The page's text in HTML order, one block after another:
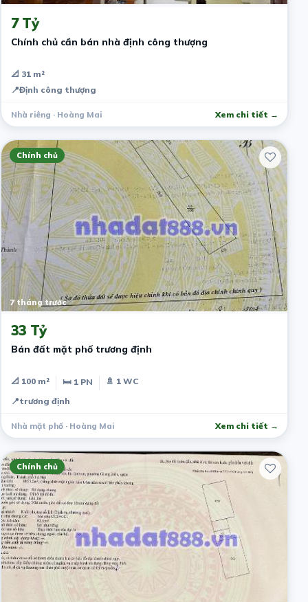
7 Tỷ
Chính chủ cần bán nhà định công thượng
📐 31 m²
📍Định công thượng
Nhà riêng · Hoàng Mai Xem chi tiết →
Chính chủ
7 tháng trước
33 Tỷ
Bán đất mặt phố trương định
📐 100 m² 🛏 1 PN
🚿 1 WC
📍trương định
Nhà mặt phố · Hoàng Mai Xem chi tiết →
Chính chủ